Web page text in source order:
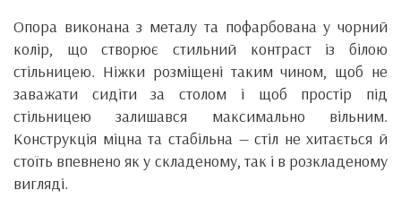
Опора виконана з металу та пофарбована у чорний
колір, що створює стильний контраст із білою
стільницею. Ніжки розміщені таким чином, щоб не
заважати сидіти за столом і щоб простір під
стільницею залишався максимально вільним.
Конструкція міцна та стабільна — стіл не хитається й
стоїть впевнено як у складеному, так і в розкладеному
вигляді.